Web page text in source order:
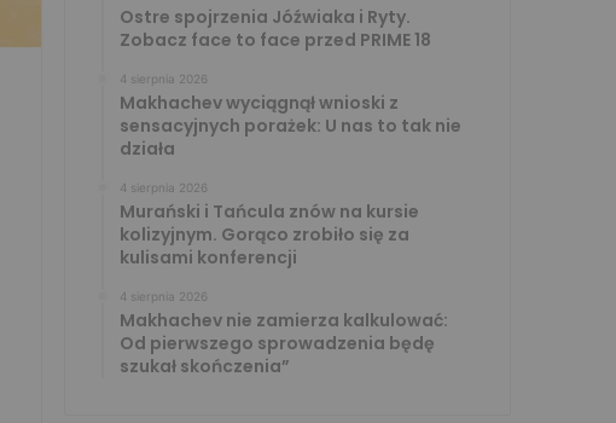
Ostre spojrzenia Jóźwiaka i Ryty.
Zobacz face to face przed PRIME 18
4 sierpnia 2026
Makhachev wyciągnął wnioski z
sensacyjnych porażek: U nas to tak nie
działa
4 sierpnia 2026
Murański i Tańcula znów na kursie
kolizyjnym. Gorąco zrobiło się za
kulisami konferencji
4 sierpnia 2026
Makhachev nie zamierza kalkulować:
Od pierwszego sprowadzenia będę
szukał skończenia”